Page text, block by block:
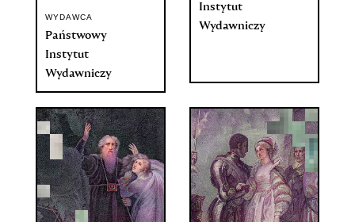
WYDAWCA
Państwowy
Instytut
Wydawniczy
Instytut
Wydawniczy